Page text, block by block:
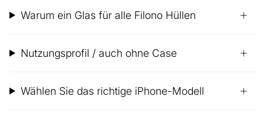
Warum ein Glas für alle Filono Hüllen
Nutzungsprofil / auch ohne Case
Wählen Sie das richtige iPhone-Modell